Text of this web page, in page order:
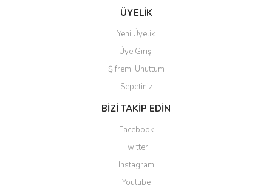
ÜYELİK
Yeni Üyelik
Üye Girişi
Şifremi Unuttum
Sepetiniz
BİZİ TAKİP EDİN
Facebook
Twitter
Instagram
Youtube